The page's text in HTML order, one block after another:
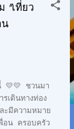
"เที่ยว
น
💛💛 ชวนมา
เดินทางท่อง
ะมีความหมาย​
อน​ ครอบครัว